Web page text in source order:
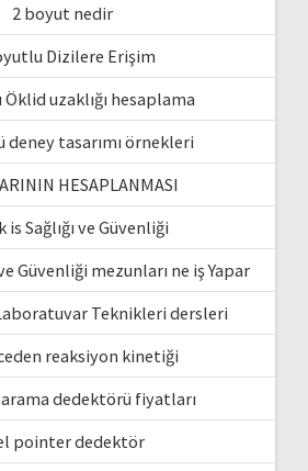
2 boyut nedir
Dizilere Erişim
uzaklığı hesaplama
deney tasarımı örnekleri
HESAPLANMASI
is Sağlığı ve Güvenliği
ve Güvenliği mezunları ne iş Yapar
Teknikleri dersleri
reaksiyon kinetiği
arama dedektörü fiyatları
pointer dedektör